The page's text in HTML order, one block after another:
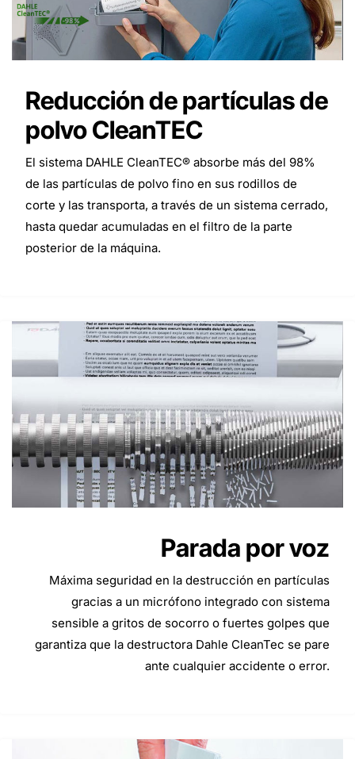
Reducción de partículas de
polvo CleanTEC
El sistema DAHLE CleanTEC® absorbe más del 98%
de las partículas de polvo fino en sus rodillos de
corte y las transporta, a través de un sistema cerrado,
hasta quedar acumuladas en el filtro de la parte
posterior de la máquina.
Parada por voz
Máxima seguridad en la destrucción en partículas
gracias a un micrófono integrado con sistema
sensible a gritos de socorro o fuertes golpes que
garantiza que la destructora Dahle CleanTec se pare
ante cualquier accidente o error.